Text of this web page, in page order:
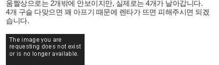
움짤상으로는 2개밖에 안보이지만, 실제로는 4개가 날아갑니다.
4개 구슬 다맞으면 꽤 아프기 때문에 렌타가 뜨면 피해주시면 되겠
습니다.